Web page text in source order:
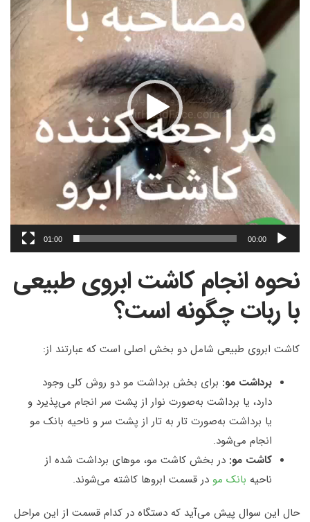
00:00
01:00
نحوه انجام کاشت ابروی طبیعی
با ربات چگونه است؟
کاشت ابروی طبیعی شامل دو بخش اصلی است که عبارتند از:
برداشت مو: برای بخش برداشت مو دو روش کلی وجود
دارد، یا برداشت به‌صورت نوار از پشت سر انجام می‌پذیرد و
یا برداشت به‌صورت تار به تار از پشت سر و ناحیه بانک مو
انجام می‌شود.
کاشت مو: در بخش کاشت مو، موهای برداشت شده از
ناحیه بانک مو در قسمت ابروها کاشته می‌شوند.
حال این سوال پیش می‌آید که دستگاه در کدام قسمت از این مراحل